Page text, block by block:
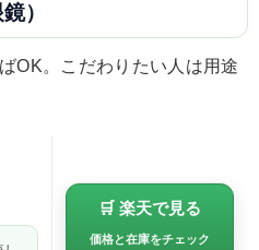
）
OK。こだわりたい人は用途
🛒 楽天で見る
価格と在庫をチェック